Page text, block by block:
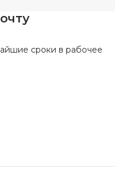
сроки в рабочее